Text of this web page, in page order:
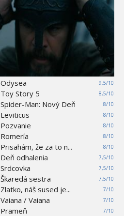
9,5/10
Odysea
8,5/10
Toy Story 5
8/10
Spider-Man: Nový Deň
8/10
Leviticus
8/10
Pozvanie
8/10
Romería
8/10
Prisahám, že za to n...
7,5/10
Deň odhalenia
7,5/10
Srdcovka
7,5/10
Škaredá sestra
7/10
Zlatko, náš sused je...
7/10
Vaiana / Vaiana
7/10
Prameň